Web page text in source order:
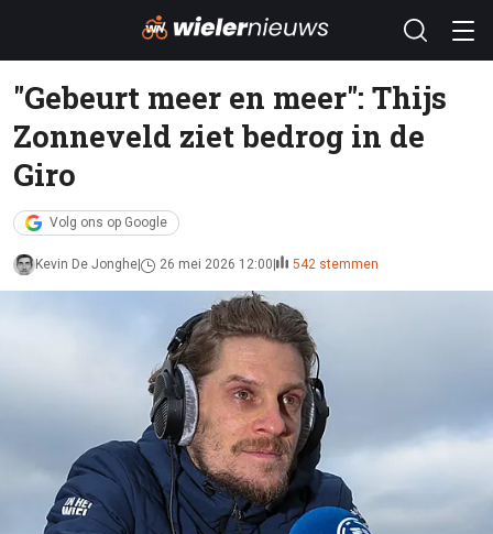
"Gebeurt meer en meer": Thijs
Zonneveld ziet bedrog in de
Giro
Volg ons op Google
Kevin De Jonghe 26 mei 2026 12:00 542 stemmen